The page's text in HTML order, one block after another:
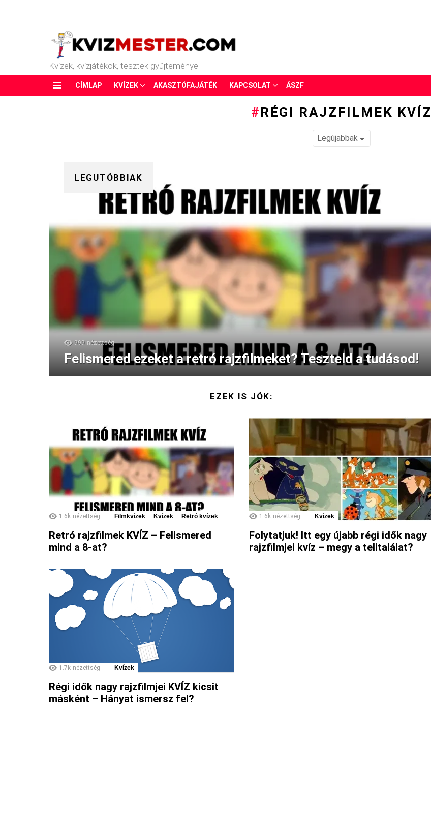
Kvízek, kvízjátékok, tesztek gyűjteménye
CÍMLAP KVÍZEK AKASZTÓFAJÁTÉK KAPCSOLAT ÁSZF
RÉGI RAJZFILMEK KVÍZ
LEGUTÓBBIAK
999 nézettség
Felismered ezeket a retró rajzfilmeket? Teszteld a tudásod!
EZEK IS JÓK:
1.6k nézettség Filmkvízek Kvízek Retró kvízek
Retró rajzfilmek KVÍZ – Felismered
mind a 8-at?
1.6k nézettség Kvízek
Folytatjuk! Itt egy újabb régi idők nagy
rajzfilmjei kvíz – megy a telitalálat?
1.7k nézettség Kvízek
Régi idők nagy rajzfilmjei KVÍZ kicsit
másként – Hányat ismersz fel?